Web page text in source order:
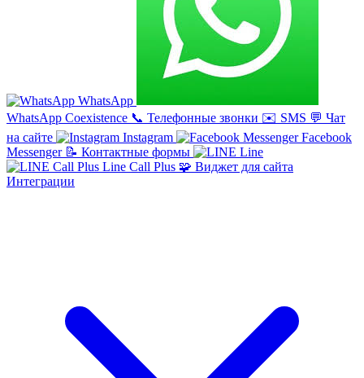
WhatsApp
WhatsApp Coexistence 📞 Телефонные звонки ✉️ SMS 💬 Чат
на сайте
Instagram
Facebook
Messenger 📝 Контактные формы
Line
Line Call Plus 🧩 Виджет для сайта
Интеграции